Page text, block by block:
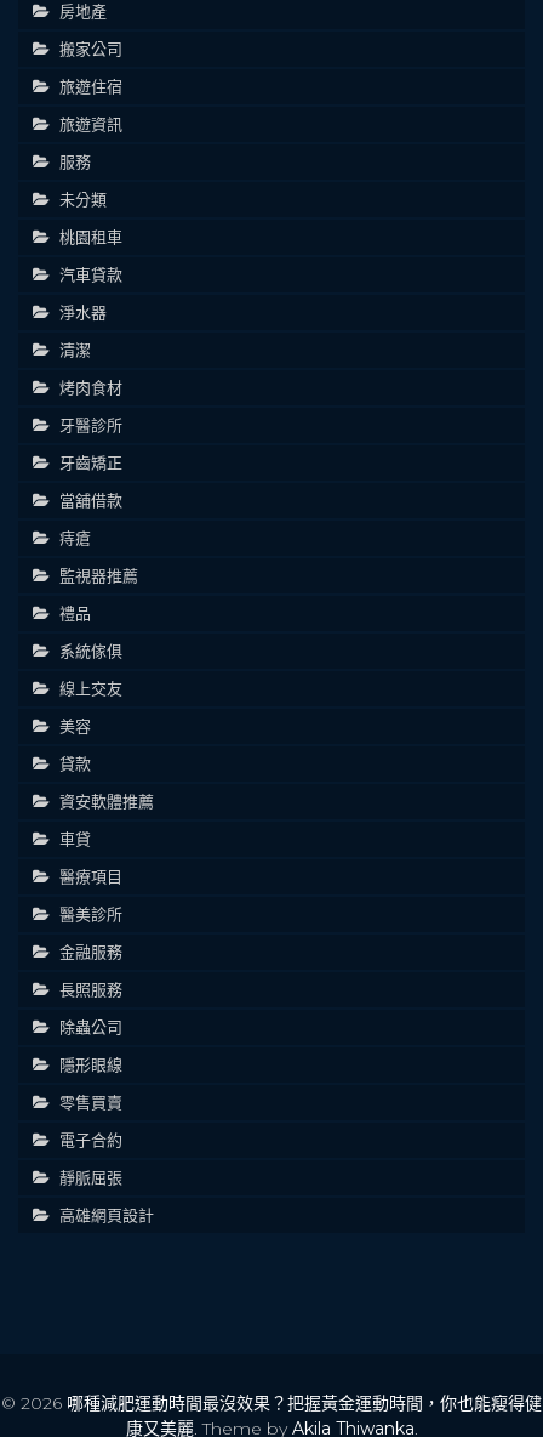
房地產
搬家公司
旅遊住宿
旅遊資訊
服務
未分類
桃園租車
汽車貸款
淨水器
清潔
烤肉食材
牙醫診所
牙齒矯正
當舖借款
痔瘡
監視器推薦
禮品
系統傢俱
線上交友
美容
貸款
資安軟體推薦
車貸
醫療項目
醫美診所
金融服務
長照服務
除蟲公司
隱形眼線
零售買賣
電子合約
靜脈屈張
高雄網頁設計
© 2026 哪種減肥運動時間最沒效果？把握黃金運動時間，你也能瘦得健
康又美麗. Theme byAkila Thiwanka.